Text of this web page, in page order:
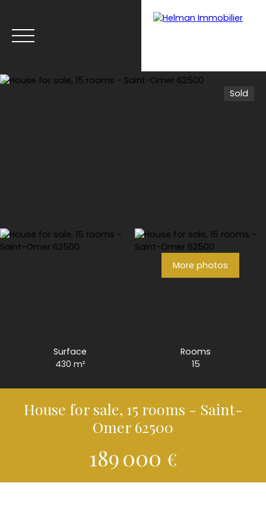
Sold
More photos
Surface
430 m²
Rooms
15
House for sale, 15 rooms - Saint-
Omer 62500
189 000 €